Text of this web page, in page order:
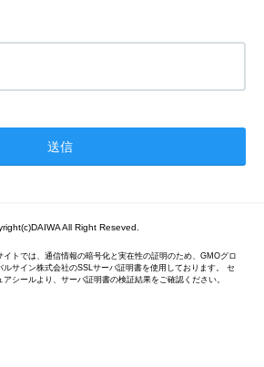
All Right Reseved.
イトでは、通信情報の暗号化と実在性の証明のため、GMOグロ
ルサイン株式会社のSSLサーバ証明書を使用しております。 セ
アシールより、サーバ証明書の検証結果をご確認ください。